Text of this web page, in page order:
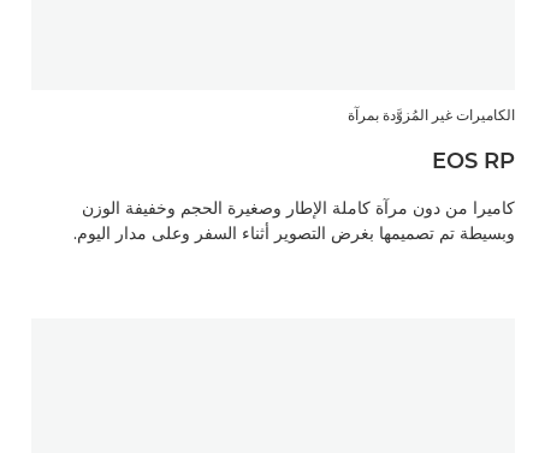
الكاميرات غير المُزوَّدة بمرآة
EOS RP
كاميرا من دون مرآة كاملة الإطار وصغيرة الحجم وخفيفة الوزن
وبسيطة تم تصميمها بغرض التصوير أثناء السفر وعلى مدار اليوم.